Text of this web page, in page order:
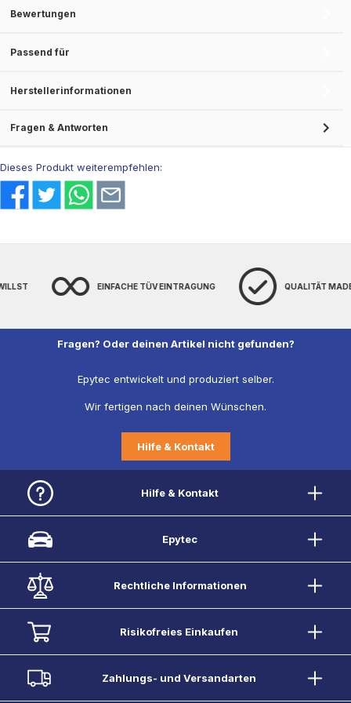
Bewertungen
Passend für
Herstellerinformationen
Fragen & Antworten
Dieses Produkt weiterempfehlen:
EINTRAGUNG QUALITÄT MADE IN GERMANY
Fragen? Oder deinen Artikel nicht gefunden?
Epytec entwickelt und produziert selber.
Wir fertigen nach deinen Wünschen.
Hilfe & Kontakt
Hilfe & Kontakt
Epytec
Rechtliche Informationen
Risikofreies Einkaufen
Zahlungs- und Versandarten